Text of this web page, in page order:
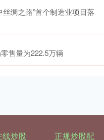
绸之路”首个制造业项目落
售量为222.5万辆
线炒股 正规炒股配